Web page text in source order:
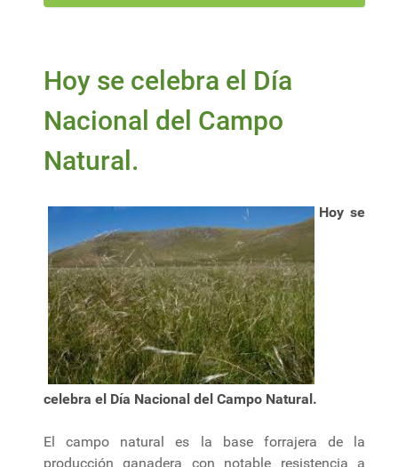
Hoy se celebra el Día
Nacional del Campo
Natural.
Hoy se
celebra el Día Nacional del Campo Natural.
El campo natural es la base forrajera de la
producción ganadera con notable resistencia a